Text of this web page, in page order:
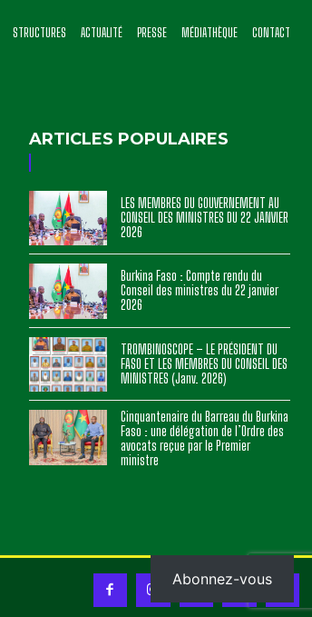
STRUCTURES ACTUALITÉ PRESSE MÉDIATHÈQUE CONTACT
ARTICLES POPULAIRES
LES MEMBRES DU GOUVERNEMENT AU
CONSEIL DES MINISTRES DU 22 JANVIER
2026
Burkina Faso : Compte rendu du
Conseil des ministres du 22 janvier
2026
TROMBINOSCOPE – LE PRÉSIDENT DU
FASO ET LES MEMBRES DU CONSEIL DES
MINISTRES (Janv. 2026)
Cinquantenaire du Barreau du Burkina
Faso : une délégation de l’Ordre des
avocats reçue par le Premier
ministre
Abonnez-vous